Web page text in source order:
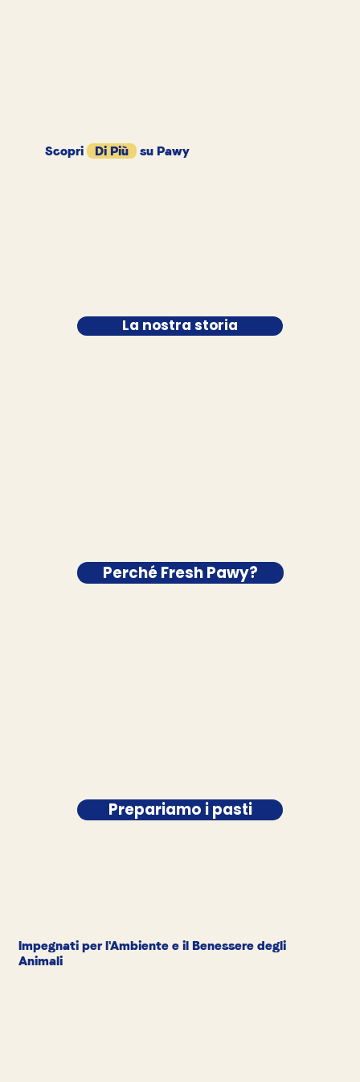
Scopri Di Più su Pawy
La nostra storia
Perché Fresh Pawy?
Prepariamo i pasti
Impegnati per l'Ambiente e il Benessere degli
Animali